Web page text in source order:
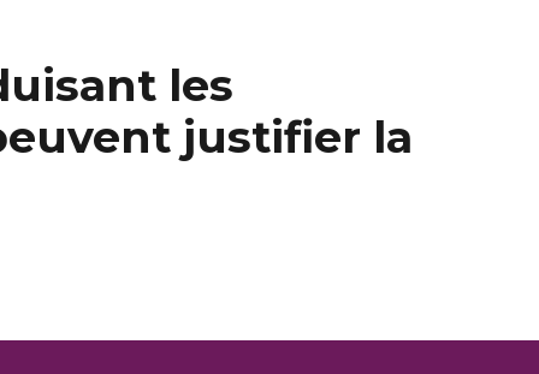
les
justifier la